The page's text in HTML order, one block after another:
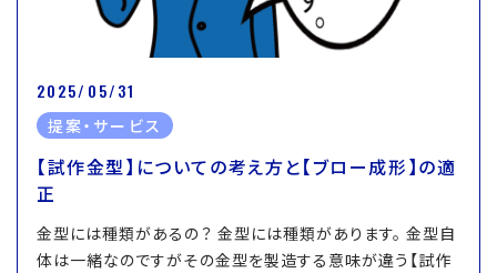
2025/05/31
提案・サービス
【試作金型】についての考え方と【ブロー成形】の適
正
金型には種類があるの？ 金型には種類があります。 金型自
体は一緒なのですがその金型を製造する意味が違う【試作